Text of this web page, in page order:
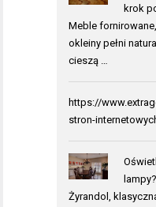
krok
Meble
okleiny pełni
cieszą …
https://
stron-
lampy?
Żyrandol,